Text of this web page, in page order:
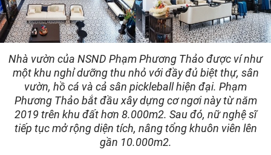
Nhà vườn của NSND Phạm Phương Thảo được ví như
một khu nghỉ dưỡng thu nhỏ với đầy đủ biệt thự, sân
vườn, hồ cá và cả sân pickleball hiện đại. Phạm
Phương Thảo bắt đầu xây dựng cơ ngơi này từ năm
2019 trên khu đất hơn 8.000m2. Sau đó, nữ nghệ sĩ
tiếp tục mở rộng diện tích, nâng tổng khuôn viên lên
gần 10.000m2.